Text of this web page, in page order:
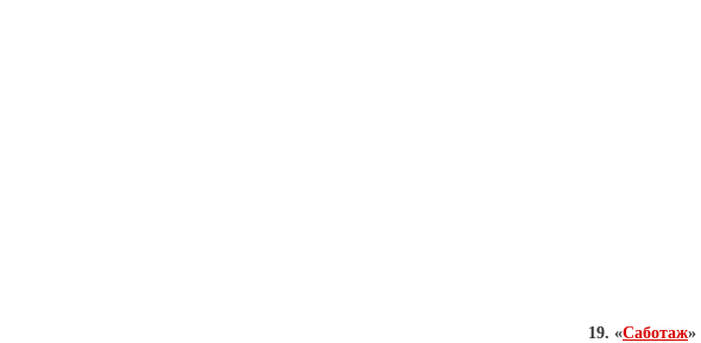
19. «Саботаж»